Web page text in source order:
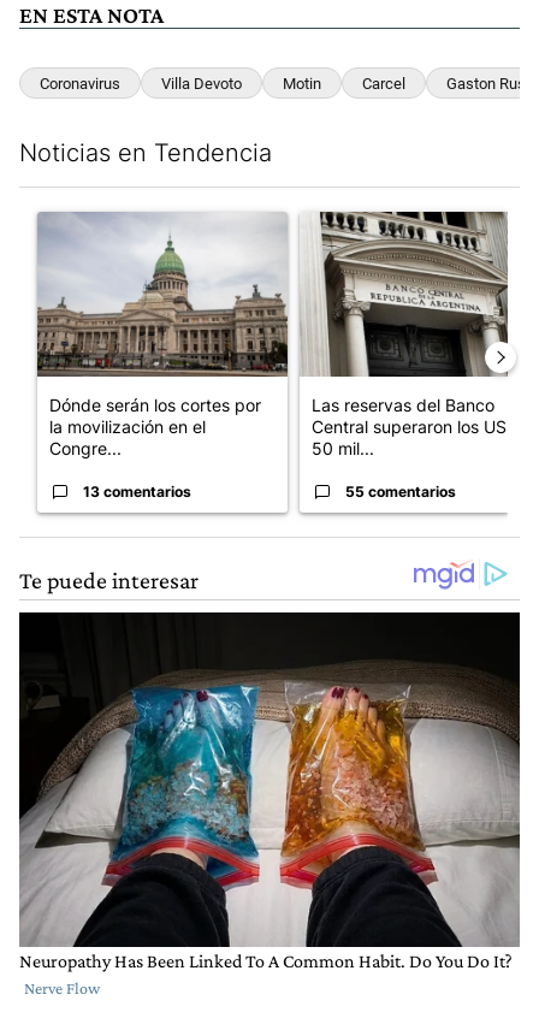
EN ESTA NOTA
Coronavirus Villa Devoto Motin Carcel Gaston
Noticias en Tendencia
Un artículo de tendencia con el título "Dónde serán los cortes
Dónde serán los cortes por
la movilización en el
Congre...
13 comentarios
Un artículo de tendencia
Las reservas del Banco
Central superaron los US$
50 mil...
55 comentarios